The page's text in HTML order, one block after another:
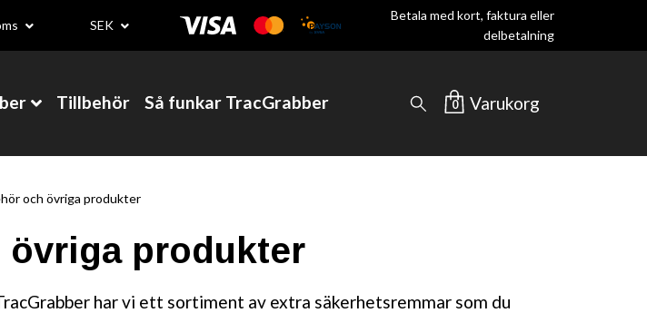
SEK
Betala med kort, faktura eller
delbetalning
Tillbehör Så funkar TracGrabber 0 Varukorg
och övriga produkter
produkter
har vi ett sortiment av extra säkerhetsremmar som du